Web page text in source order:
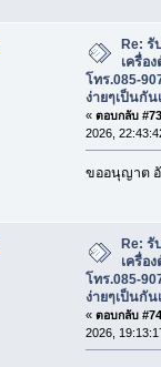
Re: รั
เครื่อ
โทร.085-
ง่ายๆเป็นกัน
« ตอบกลับ
2026,
ขออนุญาต
Re: รั
เครื่อ
โทร.085-
ง่ายๆเป็นกัน
« ตอบกลับ
2026,